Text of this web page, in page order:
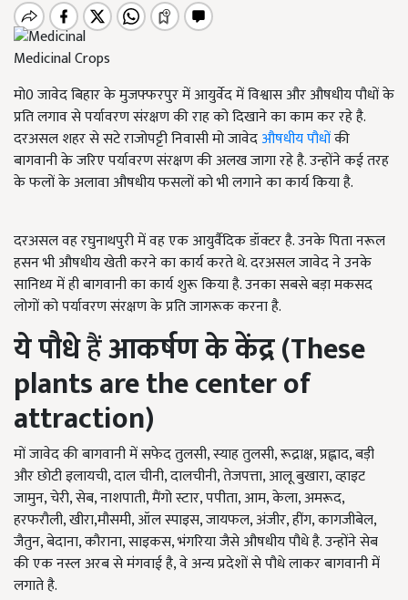
Medicinal Crops
मो0 जावेद बिहार के मुजफ्फरपुर में आयुर्वेद में विश्वास और औषधीय पौधों के
प्रति लगाव से पर्यावरण संरक्षण की राह को दिखाने का काम कर रहे है.
दरअसल शहर से सटे राजोपट्टी निवासी मो जावेदऔषधीय पौधोंकी
बागवानी के जरिए पर्यावरण संरक्षण की अलख जागा रहे है. उन्होंने कई तरह
के फलों के अलावा औषधीय फसलों को भी लगाने का कार्य किया है.
दरअसल वह रघुनाथपुरी में वह एक आयुर्वैदिक डॉक्टर है. उनके पिता नरूल
हसन भी औषधीय खेती करने का कार्य करते थे. दरअसल जावेद ने उनके
सानिध्य में ही बागवानी का कार्य शुरू किया है. उनका सबसे बड़ा मकसद
लोगों को पर्यावरण संरक्षण के प्रति जागरूक करना है.
ये पौधेहैंआकर्षण के केंद्र (These
plants are the center of
attraction)
मों जावेद की बागवानी में सफेद तुलसी, स्याह तुलसी, रूद्राक्ष, प्रह्लाद, बड़ी
और छोटी इलायची, दाल चीनी, दालचीनी, तेजपत्ता, आलू बुखारा, व्हाइट
जामुन, चेरी, सेब, नाशपाती, मैंगो स्टार, पपीता, आम, केला, अमरूद,
हरफरौली, खीरा,मौसमी, ऑल स्पाइस, जायफल, अंजीर, हींग, कागजीबेल,
जैतुन, बेदाना, कौराना, साइकस, भंगरिया जैसे औषधीय पौधे है. उन्होंने सेब
की एक नस्ल अरब से मंगवाई है, वे अन्य प्रदेशों से पौधे लाकर बागवानी में
लगाते है.